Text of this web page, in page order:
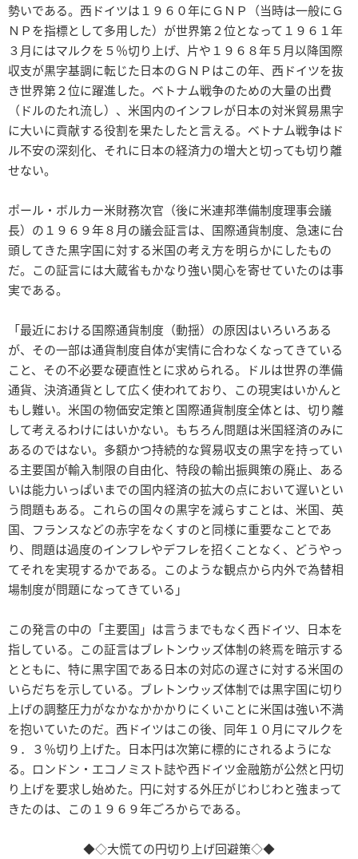
勢いである。西ドイツは１９６０年にＧＮＰ（当時は一般にＧ
ＮＰを指標として多用した）が世界第２位となって１９６１年
３月にはマルクを５％切り上げ、片や１９６８年５月以降国際
収支が黒字基調に転じた日本のＧＮＰはこの年、西ドイツを抜
き世界第２位に躍進した。ベトナム戦争のための大量の出費
（ドルのたれ流し）、米国内のインフレが日本の対米貿易黒字
に大いに貢献する役割を果たしたと言える。ベトナム戦争はド
ル不安の深刻化、それに日本の経済力の増大と切っても切り離
せない。
ポール・ボルカー米財務次官（後に米連邦準備制度理事会議
長）の１９６９年８月の議会証言は、国際通貨制度、急速に台
頭してきた黒字国に対する米国の考え方を明らかにしたもの
だ。この証言には大蔵省もかなり強い関心を寄せていたのは事
実である。
「最近における国際通貨制度（動揺）の原因はいろいろある
が、その一部は通貨制度自体が実情に合わなくなってきている
こと、その不必要な硬直性とに求められる。ドルは世界の準備
通貨、決済通貨として広く使われており、この現実はいかんと
もし難い。米国の物価安定策と国際通貨制度全体とは、切り離
して考えるわけにはいかない。もちろん問題は米国経済のみに
あるのではない。多額かつ持続的な貿易収支の黒字を持ってい
る主要国が輸入制限の自由化、特段の輸出振興策の廃止、ある
いは能力いっぱいまでの国内経済の拡大の点において遅いとい
う問題もある。これらの国々の黒字を減らすことは、米国、英
国、フランスなどの赤字をなくすのと同様に重要なことであ
り、問題は過度のインフレやデフレを招くことなく、どうやっ
てそれを実現するかである。このような観点から内外で為替相
場制度が問題になってきている」
この発言の中の「主要国」は言うまでもなく西ドイツ、日本を
指している。この証言はブレトンウッズ体制の終焉を暗示する
とともに、特に黒字国である日本の対応の遅さに対する米国の
いらだちを示している。ブレトンウッズ体制では黒字国に切り
上げの調整圧力がなかなかかかりにくいことに米国は強い不満
を抱いていたのだ。西ドイツはこの後、同年１０月にマルクを
９．３％切り上げた。日本円は次第に標的にされるようにな
る。ロンドン・エコノミスト誌や西ドイツ金融筋が公然と円切
り上げを要求し始めた。円に対する外圧がじわじわと強まって
きたのは、この１９６９年ごろからである。
◆◇大慌ての円切り上げ回避策◇◆